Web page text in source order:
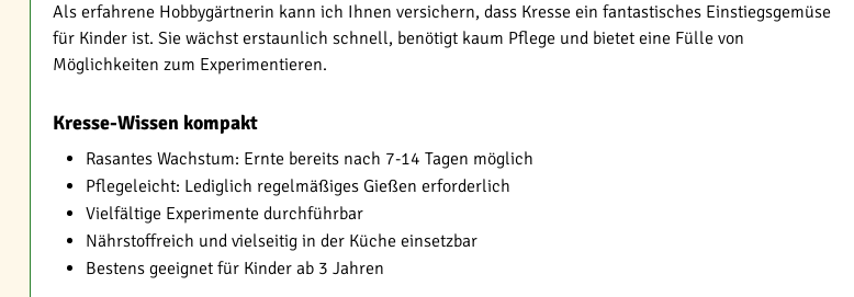
Als erfahrene Hobbygärtnerin kann ich Ihnen versichern, dass Kresse ein fantastisches Einstiegsgemüse
für Kinder ist. Sie wächst erstaunlich schnell, benötigt kaum Pflege und bietet eine Fülle von
Möglichkeiten zum Experimentieren.
Kresse-Wissen kompakt
Rasantes Wachstum: Ernte bereits nach 7-14 Tagen möglich
Pflegeleicht: Lediglich regelmäßiges Gießen erforderlich
Vielfältige Experimente durchführbar
Nährstoffreich und vielseitig in der Küche einsetzbar
Bestens geeignet für Kinder ab 3 Jahren